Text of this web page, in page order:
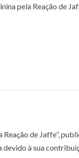
pela Reação de
de Jaffe”,
à sua